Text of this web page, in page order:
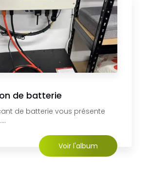
de batterie
de batterie vous présente
Voir l'album